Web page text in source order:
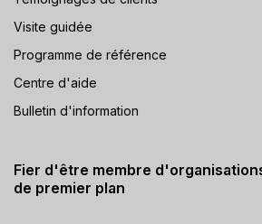
Visite guidée
Programme de référence
Centre d'aide
Bulletin d'information
Fier d'être membre
de premier plan